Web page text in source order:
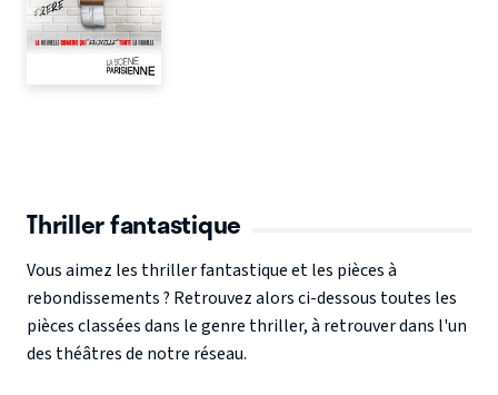
Thriller fantastique
Vous aimez les thriller fantastique et les pièces à
rebondissements ? Retrouvez alors ci-dessous toutes les
pièces classées dans le genre thriller, à retrouver dans l'un
des théâtres de notre réseau.